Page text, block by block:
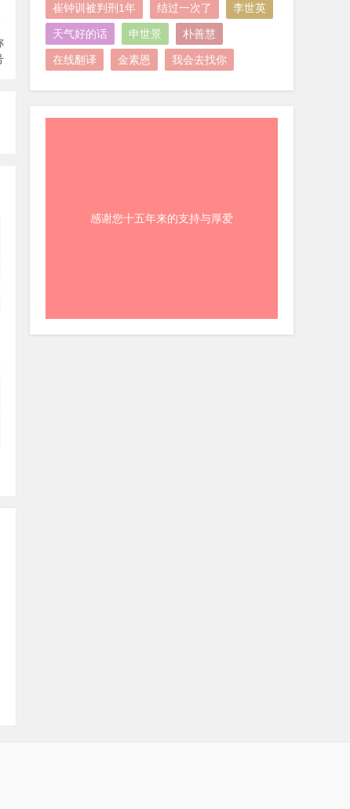
崔钟训被判刑1年 结过一次了 李世英
天气好的话 申世景 朴善慧
在线翻译 金素恩 我会去找你
感谢您十五年来的支持与厚爱